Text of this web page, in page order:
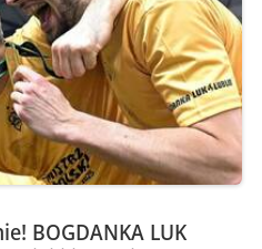
BOGDANKA LUK